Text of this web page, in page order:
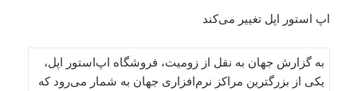
اپ‌ استور اپل تغییر می‌کند
به گزارش جهان به نقل از زومیت، فروشگاه اپ‌استور اپل،
یکی از بزرگترین مراکز نرم‌افزاری جهان به شمار می‌رود که